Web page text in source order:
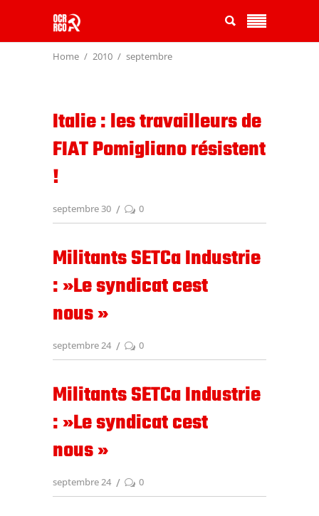
Home 2010 septembre
Italie : les travailleurs de
FIAT Pomigliano résistent
!
septembre 30 0
Militants SETCa Industrie
: »Le syndicat cest
nous »
septembre 24 0
Militants SETCa Industrie
: »Le syndicat cest
nous »
septembre 24 0